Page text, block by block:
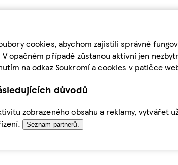
cookies, abychom zajistili správné
opačném případě zůstanou aktivní jen
na odkaz Soukromí a cookies v patičce
důvodů
zobrazeného obsahu a reklamy,
Seznam partnerů.